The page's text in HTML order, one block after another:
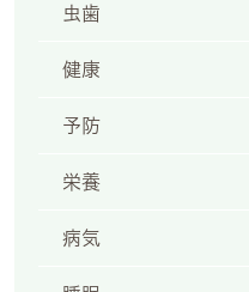
虫歯
健康
予防
栄養
病気